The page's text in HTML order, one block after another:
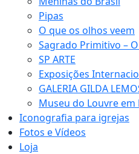
Pipas
O que os olhos veem
Sagrado Primitivo –
SP ARTE
Exposições
GALERIA GILDA
Museu do Louvre em
Iconografia para igrejas
Fotos e Vídeos
Loja